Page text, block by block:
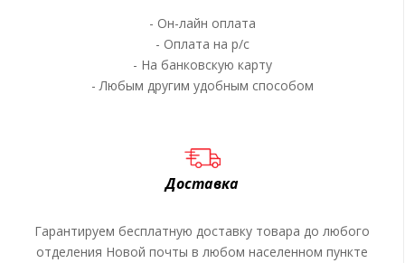
- Он-лайн оплата
- Оплата на р/c
- На банковскую карту
- Любым другим удобным способом
Доставка
Гарантируем бесплатную доставку товара до любого
отделения Новой почты в любом населенном пункте